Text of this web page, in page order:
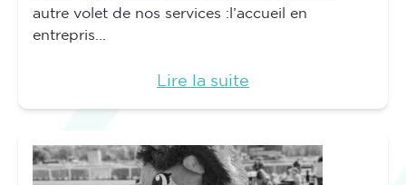
autre volet de nos services :l’accueil en
entrepris...
Lire la suite